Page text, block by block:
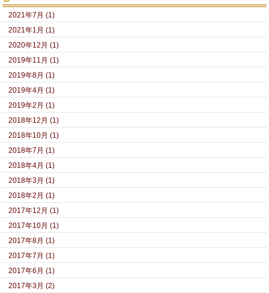
2021年7月 (1)
2021年1月 (1)
2020年12月 (1)
2019年11月 (1)
2019年8月 (1)
2019年4月 (1)
2019年2月 (1)
2018年12月 (1)
2018年10月 (1)
2018年7月 (1)
2018年4月 (1)
2018年3月 (1)
2018年2月 (1)
2017年12月 (1)
2017年10月 (1)
2017年8月 (1)
2017年7月 (1)
2017年6月 (1)
2017年3月 (2)